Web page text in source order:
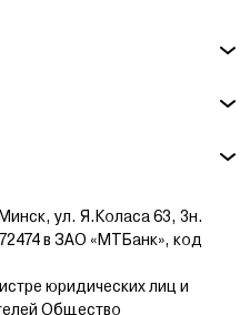
ул. Я.Коласа 63, 3н.
в ЗАО «МТБанк», код
юридических лиц и
Общество